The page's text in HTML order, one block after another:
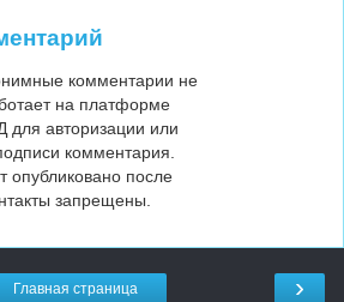
комментарии не
на платформе
авторизации или
комментария.
после
запрещены.
›
Главная страница